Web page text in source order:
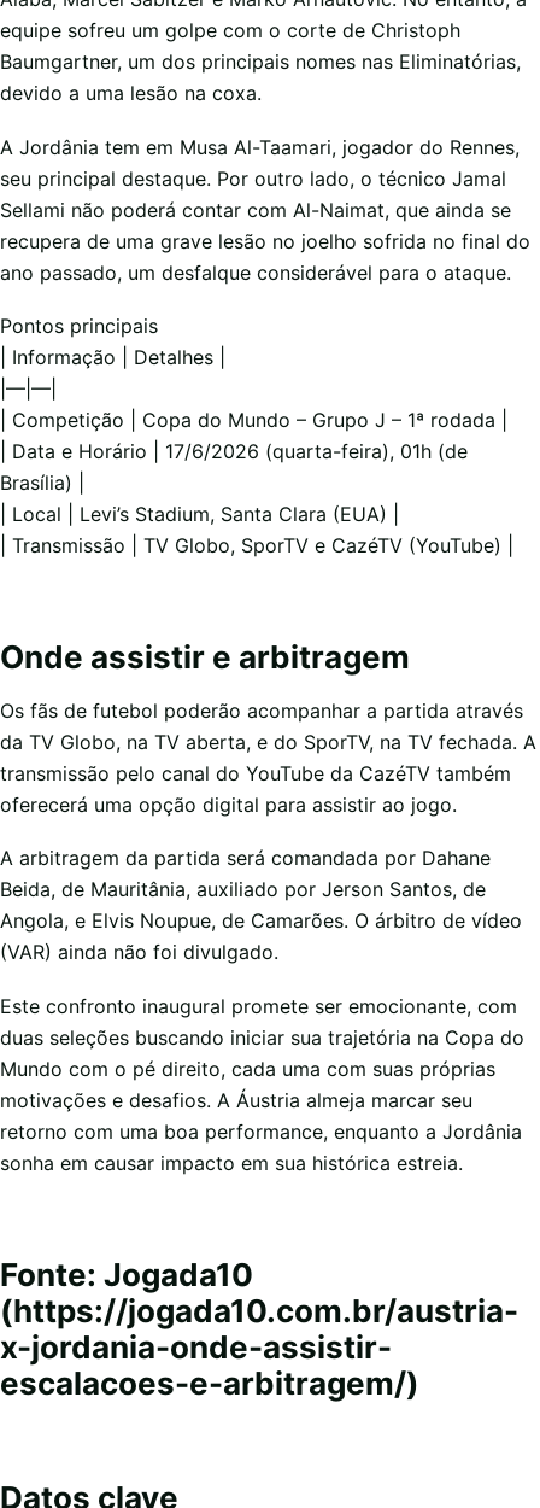
equipe sofreu um golpe com o corte de Christoph
Baumgartner, um dos principais nomes nas Eliminatórias,
devido a uma lesão na coxa.
A Jordânia tem em Musa Al-Taamari, jogador do Rennes,
seu principal destaque. Por outro lado, o técnico Jamal
Sellami não poderá contar com Al-Naimat, que ainda se
recupera de uma grave lesão no joelho sofrida no final do
ano passado, um desfalque considerável para o ataque.
Pontos principais
| Informação | Detalhes |
|—|—|
| Competição | Copa do Mundo – Grupo J – 1ª rodada |
| Data e Horário | 17/6/2026 (quarta-feira), 01h (de
Brasília) |
| Local | Levi’s Stadium, Santa Clara (EUA) |
| Transmissão | TV Globo, SporTV e CazéTV (YouTube) |
Onde assistir e arbitragem
Os fãs de futebol poderão acompanhar a partida através
da TV Globo, na TV aberta, e do SporTV, na TV fechada. A
transmissão pelo canal do YouTube da CazéTV também
oferecerá uma opção digital para assistir ao jogo.
A arbitragem da partida será comandada por Dahane
Beida, de Mauritânia, auxiliado por Jerson Santos, de
Angola, e Elvis Noupue, de Camarões. O árbitro de vídeo
(VAR) ainda não foi divulgado.
Este confronto inaugural promete ser emocionante, com
duas seleções buscando iniciar sua trajetória na Copa do
Mundo com o pé direito, cada uma com suas próprias
motivações e desafios. A Áustria almeja marcar seu
retorno com uma boa performance, enquanto a Jordânia
sonha em causar impacto em sua histórica estreia.
Fonte: Jogada10
(https://jogada10.com.br/austria-
x-jordania-onde-assistir-
escalacoes-e-arbitragem/)
Datos clave